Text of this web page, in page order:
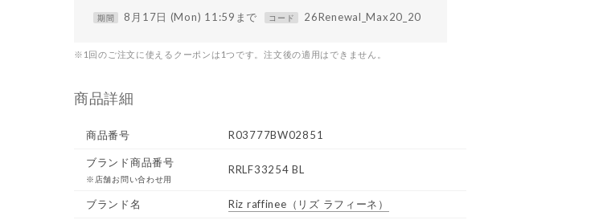
期間 8月17日 (Mon) 11:59まで コード 26Renewal_Max20_20
※1回のご注文に使えるクーポンは1つです。注文後の適用はできません。
商品詳細
商品番号 R03777BW02851
ブランド商品番号
※店舗お問い合わせ用
RRLF33254 BL
ブランド名 Riz raffinee （リズ ラフィーネ）